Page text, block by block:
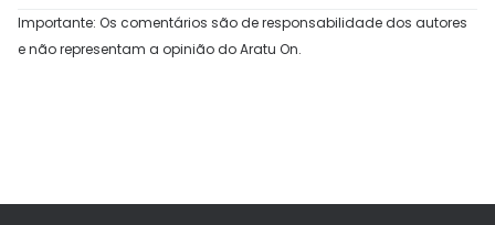
Importante: Os comentários são de responsabilidade dos autores
e não representam a opinião do Aratu On.